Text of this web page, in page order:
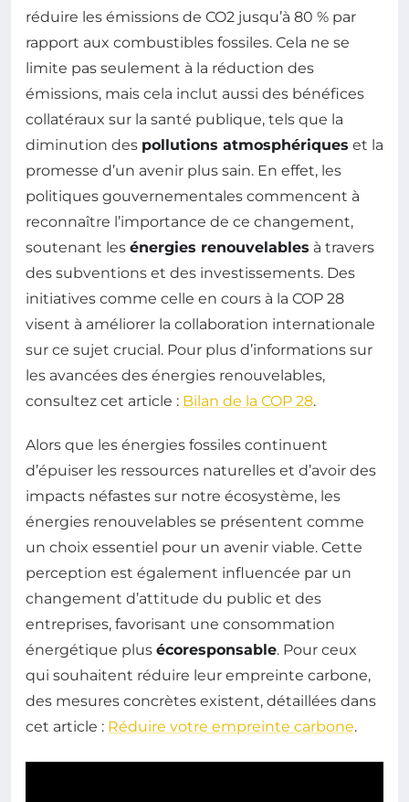
réduire les émissions de CO2 jusqu’à 80 % par
rapport aux combustibles fossiles. Cela ne se
limite pas seulement à la réduction des
émissions, mais cela inclut aussi des bénéfices
collatéraux sur la santé publique, tels que la
diminution des pollutions atmosphériques et la
promesse d’un avenir plus sain. En effet, les
politiques gouvernementales commencent à
reconnaître l’importance de ce changement,
soutenant les énergies renouvelables à travers
des subventions et des investissements. Des
initiatives comme celle en cours à la COP 28
visent à améliorer la collaboration internationale
sur ce sujet crucial. Pour plus d’informations sur
les avancées des énergies renouvelables,
consultez cet article : Bilan de la COP 28.
Alors que les énergies fossiles continuent
d’épuiser les ressources naturelles et d’avoir des
impacts néfastes sur notre écosystème, les
énergies renouvelables se présentent comme
un choix essentiel pour un avenir viable. Cette
perception est également influencée par un
changement d’attitude du public et des
entreprises, favorisant une consommation
énergétique plus écoresponsable. Pour ceux
qui souhaitent réduire leur empreinte carbone,
des mesures concrètes existent, détaillées dans
cet article : Réduire votre empreinte carbone.